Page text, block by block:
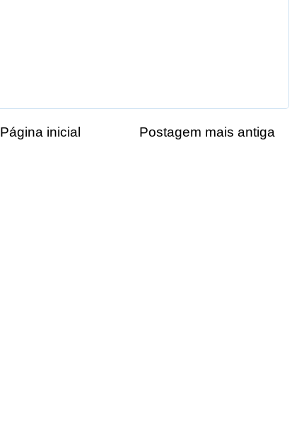
Postagem mais antiga
Página inicial